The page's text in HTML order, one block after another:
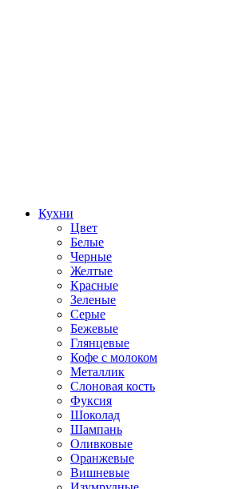
Кухни
Цвет
Белые
Черные
Желтые
Красные
Зеленые
Серые
Бежевые
Глянцевые
Кофе с молоком
Металлик
Слоновая кость
Фуксия
Шоколад
Шампань
Оливковые
Оранжевые
Вишневые